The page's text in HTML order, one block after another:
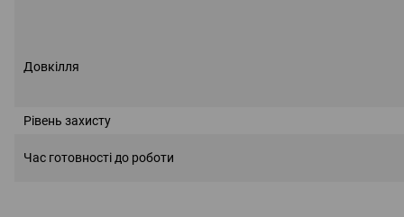
Довкілля
Рівень захисту
Час готовності до роботи